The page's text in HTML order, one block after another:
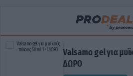
Valsamo gel για
ΔΩΡΟ